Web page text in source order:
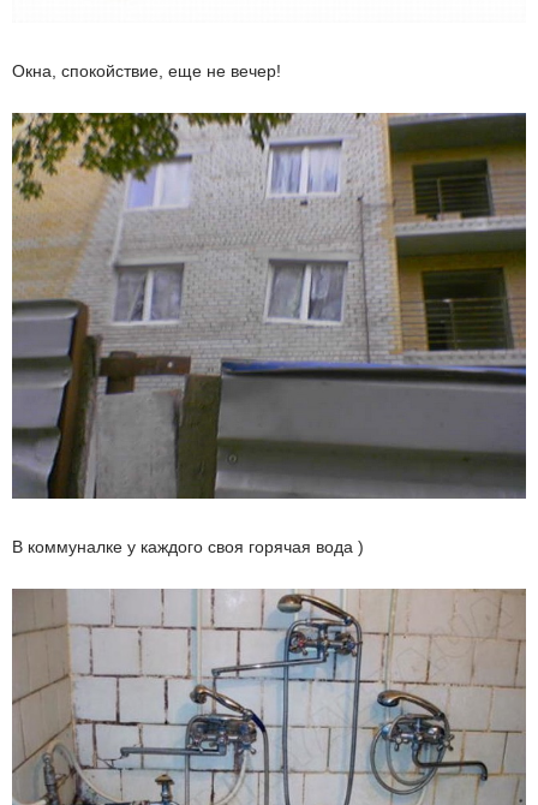
Окна, спокойствие, еще не вечер!
В коммуналке у каждого своя горячая вода )